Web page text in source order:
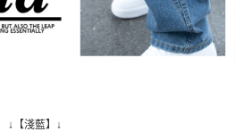
↓【淺藍】↓